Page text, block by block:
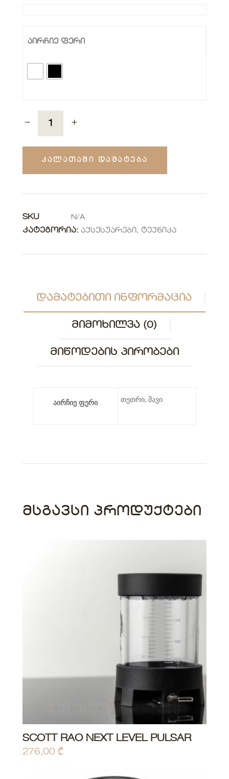
აირჩიე ფერი
ᲙᲐᲚᲐᲗᲐᲨᲘ ᲓᲐᲛᲐᲢᲔᲑᲐ
SKU N/A
ᲙᲐᲢᲔᲒᲝᲠᲘᲐ: Აქსესუარები, Ტექნიკა
ᲓᲐᲛᲐᲢᲔᲑᲘᲗᲘ ᲘᲜᲤᲝᲠᲛᲐᲪᲘᲐ
ᲛᲘᲛᲝᲮᲘᲚᲕᲐ (0)
ᲛᲘᲬᲝᲓᲔᲑᲘᲡ ᲞᲘᲠᲝᲑᲔᲑᲘ
აირჩიე ფერი თეთრი, შავი
ᲛᲡᲒᲐᲕᲡᲘ ᲞᲠᲝᲓᲣᲥᲢᲔᲑᲘ
SCOTT RAO NEXT LEVEL PULSAR
276,00 ₾